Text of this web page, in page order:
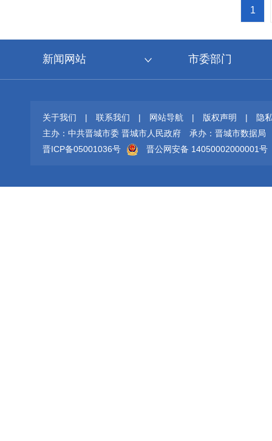
1
新闻网站 市委部门
关于我们 | 联系我们 | 网站导航 | 版权声明 |
隐
主办：中共晋城市委 晋城市人民政府
承办：晋城市数据局
晋ICP备05001036号
晋公网安备 14050002000001号